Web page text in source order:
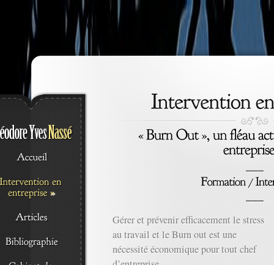
»
Gérer et prévenir efficacement le stress
au travail et le Burn out est une
nécessité économique pour tout chef